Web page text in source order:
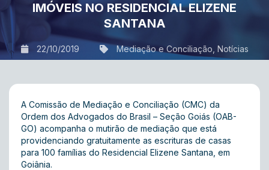
IMÓVEIS NO RESIDENCIAL ELIZENE
SANTANA
22/10/2019 Mediação e Conciliação Notícias
A Comissão de Mediação e Conciliação (CMC) da
Ordem dos Advogados do Brasil – Seção Goiás (OAB-
GO) acompanha o mutirão de mediação que está
providenciando gratuitamente as escrituras de casas
para 100 famílias do Residencial Elizene Santana, em
Goiânia.